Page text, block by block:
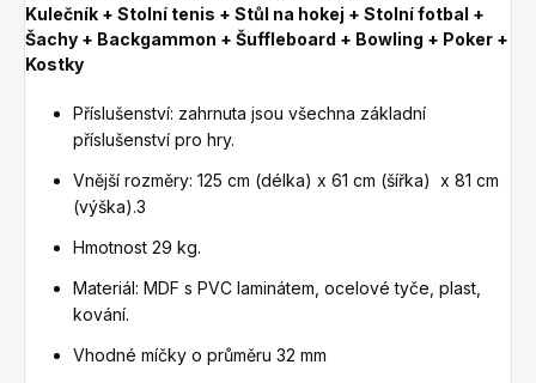
Kulečník + Stolní tenis + Stůl na hokej + Stolní fotbal +
Šachy + Backgammon + Šuffleboard + Bowling + Poker +
Kostky
Příslušenství: zahrnuta jsou všechna základní
příslušenství pro hry.
Vnější rozměry: 125 cm (délka) x 61 cm (šířka) x 81 cm
(výška).3
Hmotnost 29 kg.
Materiál: MDF s PVC laminátem, ocelové tyče, plast,
kování.
Vhodné míčky o průměru 32 mm